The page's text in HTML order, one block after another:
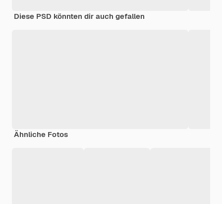
Diese PSD könnten dir auch gefallen
Ähnliche Fotos